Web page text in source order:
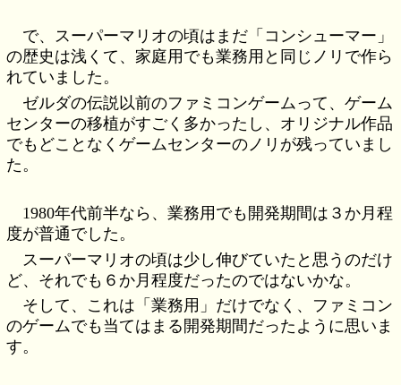
で、スーパーマリオの頃はまだ「コンシューマー」
の歴史は浅くて、家庭用でも業務用と同じノリで作ら
れていました。
ゼルダの伝説以前のファミコンゲームって、ゲーム
センターの移植がすごく多かったし、オリジナル作品
でもどことなくゲームセンターのノリが残っていまし
た。
1980年代前半なら、業務用でも開発期間は３か月程
度が普通でした。
スーパーマリオの頃は少し伸びていたと思うのだけ
ど、それでも６か月程度だったのではないかな。
そして、これは「業務用」だけでなく、ファミコン
のゲームでも当てはまる開発期間だったように思いま
す。